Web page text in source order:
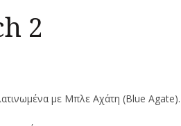
2
με Μπλε Αχάτη (Blue Agate).